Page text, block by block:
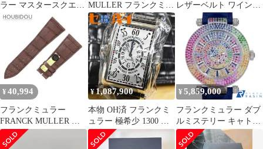
ラー マスタースクエア
6002.S.QZ 2針 750 ホワ
イトゴールド クオーツ
電池式 レザー 腕時計
MULLER フランクミュ
ーラー マスタ-スクエ
ア 6000H 自動巻き ※要
OH
レザーベルト ワインレ
ッド ラグ18 尾錠16 尾
¥ 40,994
フランクミュラー
FRANCK MULLER 腕
時計パーツ マスタース
クエア 6000 H用 クロコ
¥1,087,900
本物 OH済 フランクミ
ュラー 極希少 1300 シ
ークレットアワーズ II
ロングアイランド 男性
¥ 5,859,000
フランクミュラー ダブ
ルミステリー キャトル
セゾン
DM42QTRSAID3RCD